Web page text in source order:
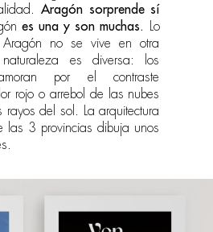
Aragón sorprende sí
es una y son muchas. Lo
no se vive en otra
es diversa: los
por el contraste
rojo o arrebol de las nubes
rayos del sol. La arquitectura
las 3 provincias dibuja unos